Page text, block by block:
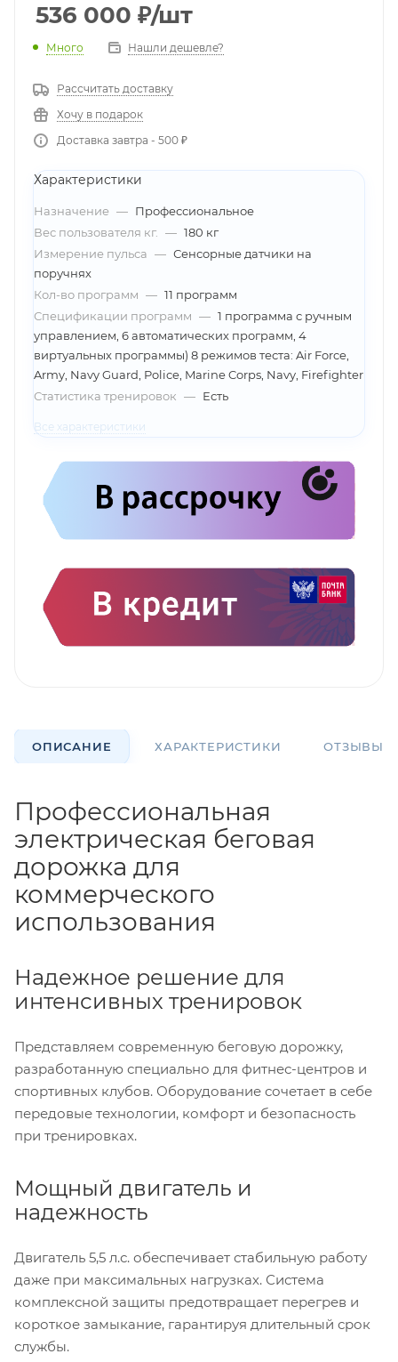
536 000 ₽/шт
Много Нашли дешевле?
Рассчитать доставку
Хочу в подарок
Доставка завтра - 500 ₽
Характеристики
Назначение — Профессиональное
Вес пользователя кг.
— 180 кг
Измерение пульса — Сенсорные датчики на
поручнях
Кол-во программ — 11 программ
Спецификации программ — 1 программа с ручным
управлением, 6 автоматических программ, 4
виртуальных программы) 8 режимов теста: Air Force,
Army, Navy Guard, Police, Marine Corps, Navy, Firefighter
Статистика тренировок — Есть
Все характеристики
ОПИСАНИЕ ХАРАКТЕРИСТИКИ ОТЗЫВЫ
Профессиональная
электрическая беговая
дорожка для
коммерческого
использования
Надежное решение для
интенсивных тренировок
Представляем современную беговую дорожку,
разработанную специально для фитнес-центров и
спортивных клубов. Оборудование сочетает в себе
передовые технологии, комфорт и безопасность
при тренировках.
Мощный двигатель и
надежность
Двигатель 5,5 л.с. обеспечивает стабильную работу
даже при максимальных нагрузках. Система
комплексной защиты предотвращает перегрев и
короткое замыкание, гарантируя длительный срок
службы.